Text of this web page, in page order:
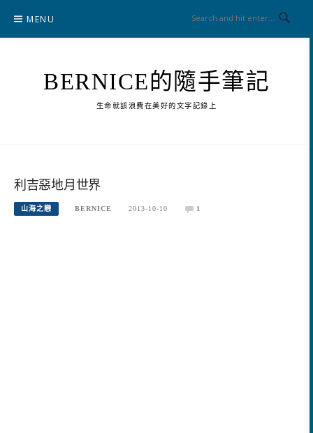
content
MENU
BERNICE的隨手筆記
生命就該浪費在美好的文字記錄上
利吉惡地月世界
山海之戀 BERNICE 2013-10-10 1